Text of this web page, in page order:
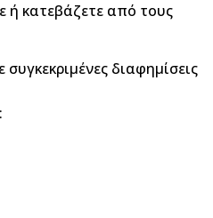
ή κατεβάζετε από τους
διαφημίσεις